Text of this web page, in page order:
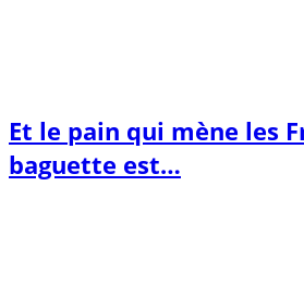
Et le pain qui mène les
baguette est…